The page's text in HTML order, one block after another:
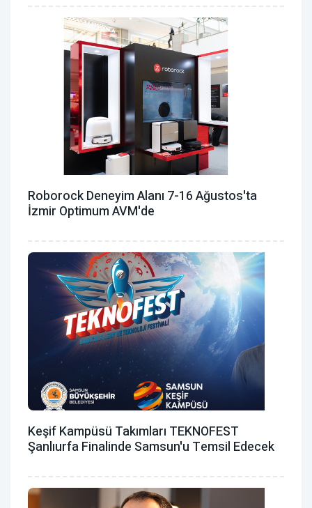
Roborock Deneyim Alanı 7-16 Ağustos'ta
İzmir Optimum AVM'de
Keşif Kampüsü Takımları TEKNOFEST
Şanlıurfa Finalinde Samsun'u Temsil Edecek